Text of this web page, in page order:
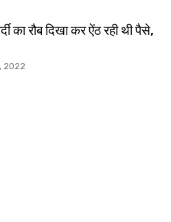
का रौब दिखा कर ऐंठ रही थी पैसे,
2022